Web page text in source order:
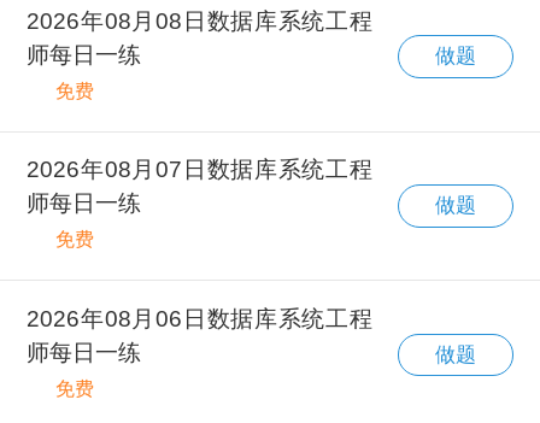
2026年08月08日数据库系统工程
师每日一练
免费
做题
2026年08月07日数据库系统工程
师每日一练
免费
做题
2026年08月06日数据库系统工程
师每日一练
免费
做题